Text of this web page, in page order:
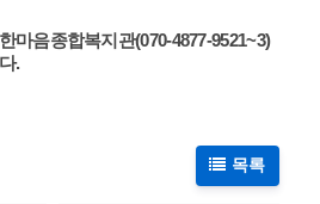
마음종합복지관(070-4877-9521~3)
.
목록